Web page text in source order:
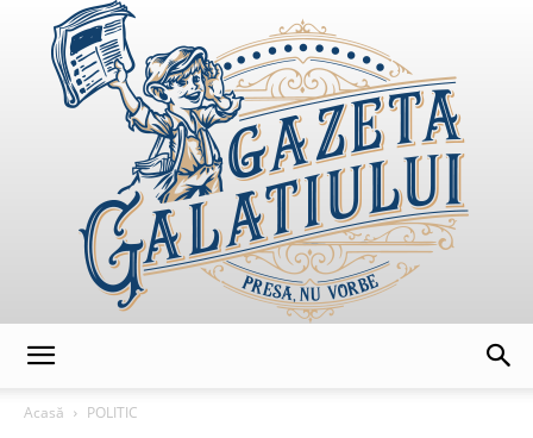
Acasă
POLITIC